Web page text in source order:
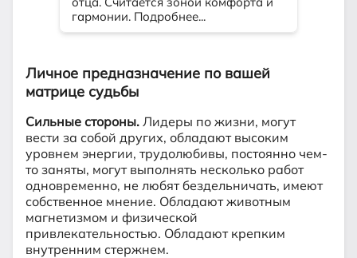
Личное предназначение по вашей
матрице судьбы
Сильные стороны. Лидеры по жизни, могут
вести за собой других, обладают высоким
уровнем энергии, трудолюбивы, постоянно чем-
то заняты, могут выполнять несколько работ
одновременно, не любят бездельничать, имеют
собственное мнение. Обладают животным
магнетизмом и физической
привлекательностью. Обладают крепким
внутренним стержнем.